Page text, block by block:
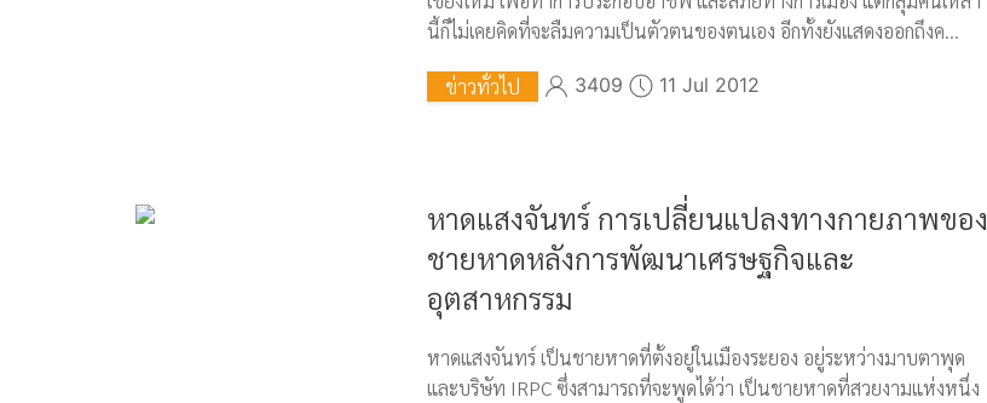
นี้ก็ไม่เคยคิดที่จะลืมความเป็นตัวตนของตนเอง อีกทั้งยังแสดงออกถึงค...
ข่าวทั่วไป 3409 11 Jul 2012
หาดแสงจันทร์ การเปลี่ยนแปลงทางกายภาพของ
ชายหาดหลังการพัฒนาเศรษฐกิจและ
อุตสาหกรรม
หาดแสงจันทร์ เป็นชายหาดที่ตั้งอยู่ในเมืองระยอง อยู่ระหว่างมาบตาพุด
และบริษัท IRPC ซึ่งสามารถที่จะพูดได้ว่า เป็นชายหาดที่สวยงามแห่งหนึ่ง